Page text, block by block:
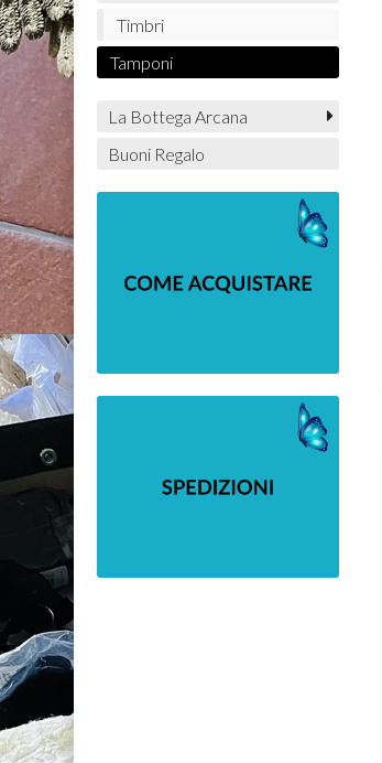
Timbri
Tamponi
La Bottega Arcana
Buoni Regalo